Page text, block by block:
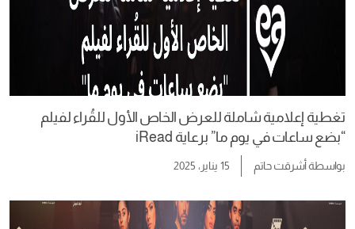
تغطية إعلامية شاملة للعرض الخاص الأول للقُراء لفيلم
“بضع ساعات في يوم ما” برعاية iRead
بواسطةأشرقت حاتم 15 يناير، 2025